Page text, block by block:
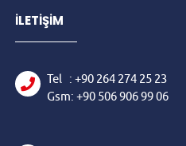
İLETİŞİM
Tel : +90 264 274 25 23
Gsm: +90 506 90699 06